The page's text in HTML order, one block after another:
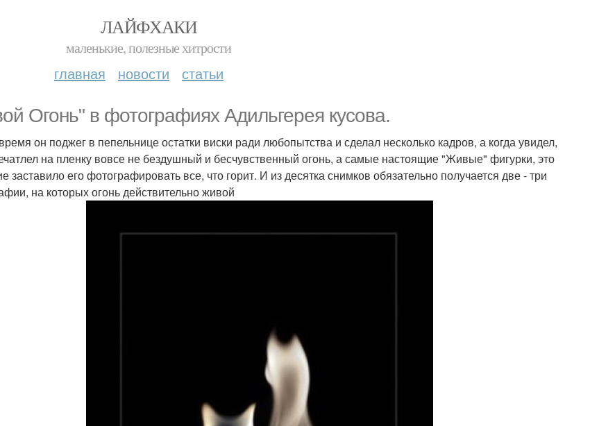
ЛАЙФХАКИ
маленькие, полезные хитрости
главная новости статьи
Огонь" в фотографиях Адильгерея кусова.
он поджег в пепельнице остатки виски ради любопытства и сделал несколько кадров, а когда увидел,
на пленку вовсе не бездушный и бесчувственный огонь, а самые настоящие "Живые" фигурки, это
заставило его фотографировать все, что горит. И из десятка снимков обязательно получается две - три
на которых огонь действительно живой